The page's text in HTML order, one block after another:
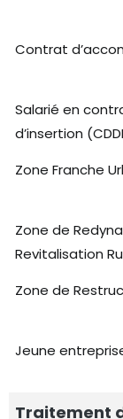
Contrat
Salarié en
d’insertion
Zone Franche
Zone de
Revitalisation
Zone de
Jeune
Traitement